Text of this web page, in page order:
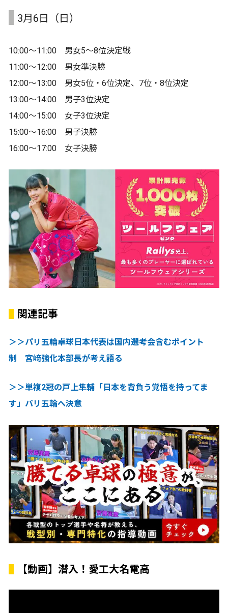
3月6日（日）
10:00〜11:00 男女5〜8位決定戦
11:00〜12:00 男女準決勝
12:00〜13:00 男女5位・6位決定、7位・8位決定
13:00〜14:00 男子3位決定
14:00〜15:00 女子3位決定
15:00〜16:00 男子決勝
16:00〜17:00 女子決勝
関連記事
＞＞パリ五輪卓球日本代表は国内選考会含むポイント
制 宮﨑強化本部長が考え語る
＞＞単複2冠の戸上隼輔「日本を背負う覚悟を持ってま
す」パリ五輪へ決意
【動画】潜入！愛工大名電高